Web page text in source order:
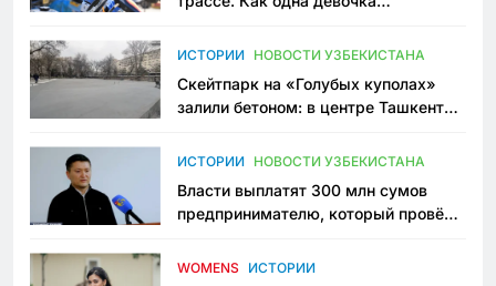
Узбекистане
ИСТОРИИ НОВОСТИ УЗБЕКИСТАНА
Скейтпарк на «Голубых куполах»
залили бетоном: в центре Ташкента
пространство
ИСТОРИИ НОВОСТИ УЗБЕКИСТАНА
Власти выплатят 300 млн сумов
предпринимателю, который провёл
приговору
WOMENS ИСТОРИИ